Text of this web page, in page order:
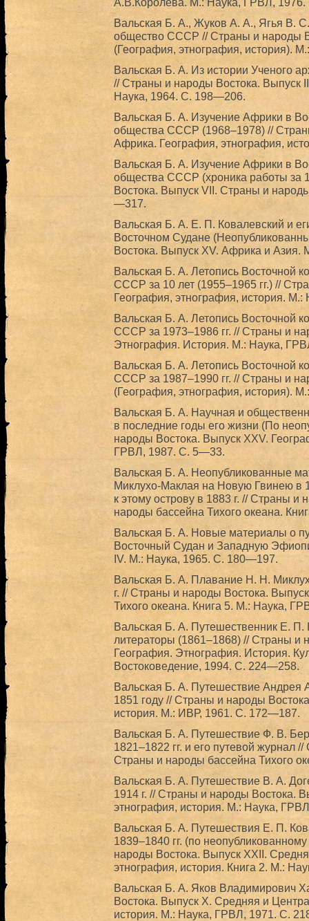
Вальская Б. А., Жуков А. А., Ягья В.
общество СССР // Страны и народы
(География, этнография, история).
Вальская Б. А. Из истории Ученого
// Страны и народы Востока. Выпуск
Наука, 1964. С. 198—206.
Вальская Б. А. Изучение Африки в
общества СССР (1968–1978) //
Африка. География, этнография,
Вальская Б. А. Изучение Африки в
общества СССР (хроника работы за
Востока. Выпуск VII. Страны и
—317.
Вальская Б. А. Е. П. Ковалевский и
Восточном Судане
Востока. Выпуск XV. Африка и
Вальская Б. А. Летопись Восточной
СССР за 10 лет (1955–1965 гг.) //
География, этнография, история.
Вальская Б. А. Летопись Восточной
СССР за 1973–1986 гг. // Страны и
Этнография. История. М.: Наука,
Вальская Б. А. Летопись Восточной
СССР за 1987–1990 гг. // Страны и
(География, этнография, история).
Вальская Б. А. Научная и
в последние годы его жизни (По
народы Востока. Выпуск XXV.
ГРВЛ, 1987. С. 5—33.
Вальская Б. А. Неопубликованные
Миклухо-Маклая на Новую Гвинею в
к этому острову в 1883 г. // Страны
народы бассейна Тихого океана.
Вальская Б. А. Новые материалы о
Восточный Судан и Западную
IV. М.: Наука, 1965. С. 180—197.
Вальская Б. А. Плавание Н. Н.
г. // Страны и народы Востока.
Тихого океана. Книга 5. М.: Наука,
Вальская Б. А. Путешественник Е. П.
литераторы (1861–1868) // Страны и
География. Этнография. История.
Востоковедение, 1994. С. 224—258.
Вальская Б. А. Путешествие Андрея
1851 году // Страны и народы
история. М.: ИВР, 1961. С. 172—187.
Вальская Б. А. Путешествие Ф. В.
1821–1822 гг. и его путевой журнал
Страны и народы бассейна Тихого
Вальская Б. А. Путешествие В. А.
1914 г. // Страны и народы Востока.
этнография, история. М.: Наука,
Вальская Б. А. Путешествия Е. П.
1839–1840 гг. (по
народы Востока. Выпуск XXII.
этнография, история. Книга 2. М.:
Вальская Б. А. Яков Владимирович
Востока. Выпуск X. Средняя и
история. М.: Наука, ГРВЛ, 1971. С.